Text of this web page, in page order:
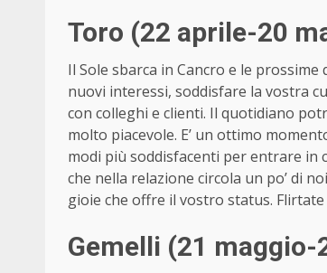
Toro (22 aprile-20
Il Sole sbarca in Cancro e le
nuovi interessi, soddisfare la vostra
con colleghi e clienti. Il quotidiano
molto piacevole. E’ un ottimo
modi più soddisfacenti per entrare in
che nella relazione circola un po’ di
gioie che offre il vostro status.
Gemelli (21 maggio-